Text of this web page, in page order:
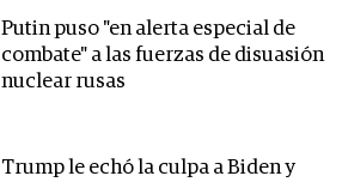
Putin puso "en alerta especial de
combate" a las fuerzas de disuasión
nuclear rusas
Trump le echó la culpa a Biden y